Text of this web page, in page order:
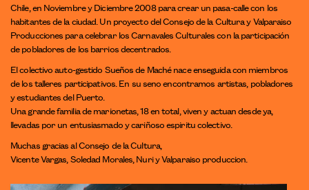
Chile, en Noviembre y Diciembre 2008 para crear un pasa-calle con los
habitantes de la ciudad. Un proyecto del Consejo de la Cultura y Valparaiso
Producciones para celebrar los Carnavales Culturales con la participación
de pobladores de los barrios decentrados.
El colectivo auto-gestido Sueños de Maché nace enseguida con miembros
de los talleres participativos. En su seno encontramos artistas, pobladores
y estudiantes del Puerto.
Una grande familia de marionetas, 18 en total, viven y actuan desde ya,
llevadas por un entusiasmado y cariñoso espiritu colectivo.
Muchas gracias al Consejo de la Cultura,
Vicente Vargas, Soledad Morales, Nuri y Valparaiso produccion.